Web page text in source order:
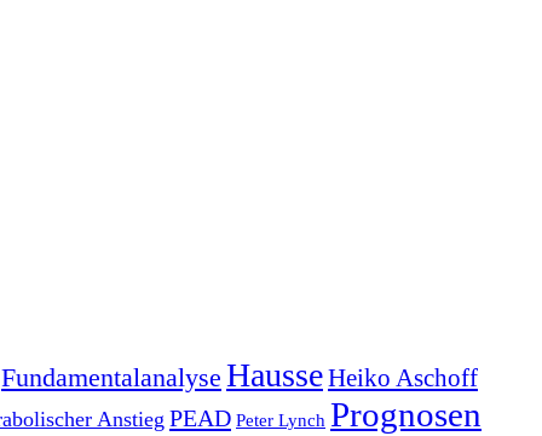
Fundamentalanalyse HausseHeiko Aschoff
Anstieg PEAD Peter Lynch Prognosen